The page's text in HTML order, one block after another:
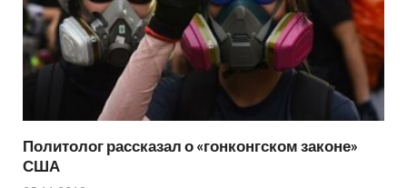
Политолог рассказал о «гонконгском законе»
США